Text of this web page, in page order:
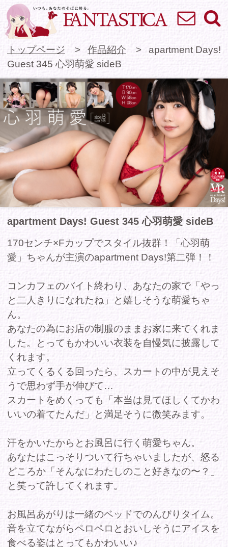
VR専門★アイド
トップページ
Guest 345 心羽萌愛 sideB
apartment Days! Guest 345 心羽萌愛 sideB
170センチ×Fカップでスタイル抜群！「心羽萌
愛」ちゃんが主演のapartment Days!第二弾！！
コンカフェのバイト終わり、あなたの家で「やっ
と二人きりになれたね」と嬉しそうな萌愛ちゃ
ん。
した。とってもかわいい衣装を自慢気に披露して
くれます。
うで思わず手が伸びて…
スカートをめくっても「本当は見てほしくてかわ
いいの着てたんだ」と満足そうに微笑みます。
汗をかいたからとお風呂に行く萌愛ちゃん。
あなたはこっそりついて行ちゃいましたが、怒る
どころか「そんなにわたしのこと好きなの〜？」
と笑って許してくれます。
お風呂あがりは一緒のベッドでのんびりタイム。
音を立てながらペロペロとおいしそうにアイスを
食べる姿はとってもかわいい♪
バイトを頑張った萌愛ちゃんにはお疲れ様のマッ
サージをしちゃいます！
肩、脚、腰…胸までも！体の隅々までマッサージ
お店で人気者の萌愛ちゃんと、周りには内緒で秘
密の甘い時間過ごしませんか？
＜バイノーラル録音＞
出演者プロフィール：心羽萌愛
商品コー
ド
FAAP726
収録時間
23分